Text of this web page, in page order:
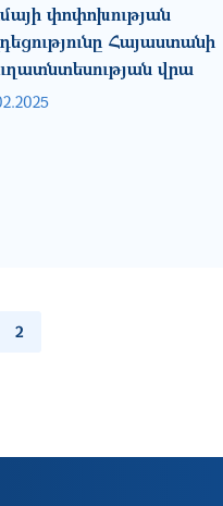
փոփոխության
Հայաստանի
վրա
2